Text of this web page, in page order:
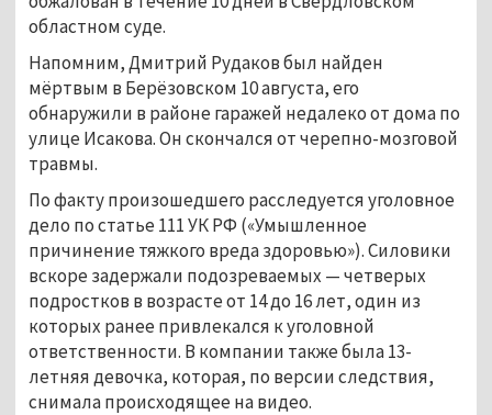
областном суде.
Напомним, Дмитрий Рудаков был найден
мёртвым в Берёзовском 10 августа, его
обнаружили в районе гаражей недалеко от дома по
улице Исакова. Он скончался от черепно-мозговой
травмы.
По факту произошедшего расследуется уголовное
дело по статье 111 УК РФ («Умышленное
причинение тяжкого вреда здоровью»). Силовики
вскоре задержали подозреваемых — четверых
подростков в возрасте от 14 до 16 лет, один из
которых ранее привлекался к уголовной
ответственности. В компании также была 13-
летняя девочка, которая, по версии следствия,
снимала происходящее на видео.